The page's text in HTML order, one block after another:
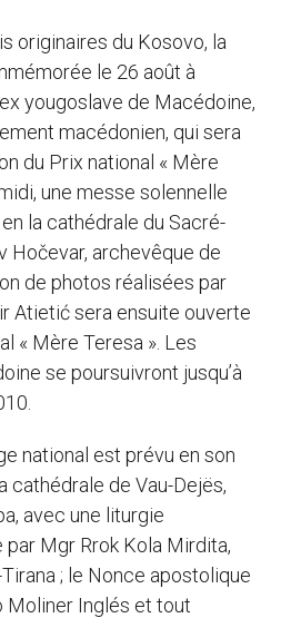
originaires du Kosovo, la
le 26 août à
yougoslave de Macédoine,
macédonien, qui sera
du Prix national « Mère
une messe solennelle
la cathédrale du Sacré-
Hočevar, archevêque de
de photos réalisées par
Atietić sera ensuite ouverte
« Mère Teresa ». Les
se poursuivront jusqu’à
national est prévu en son
cathédrale de Vau-Dejës,
avec une liturgie
Mgr Rrok Kola Mirdita,
; le Nonce apostolique
Moliner Inglés et tout